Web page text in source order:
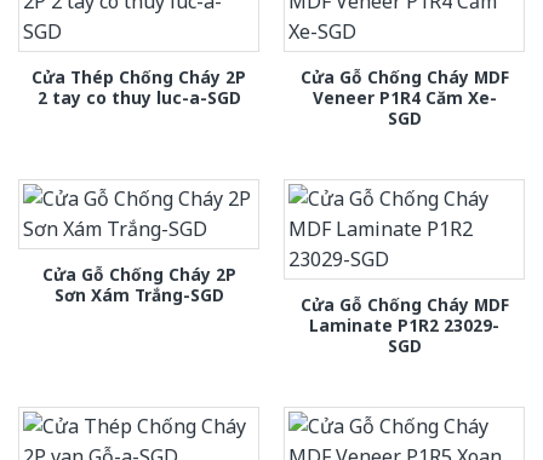
Cửa Thép Chống Cháy 2P
2 tay co thuy luc-a-SGD
Cửa Gỗ Chống Cháy MDF
Veneer P1R4 Căm Xe-
SGD
Cửa Gỗ Chống Cháy 2P
Sơn Xám Trắng-SGD
Cửa Gỗ Chống Cháy MDF
Laminate P1R2 23029-
SGD